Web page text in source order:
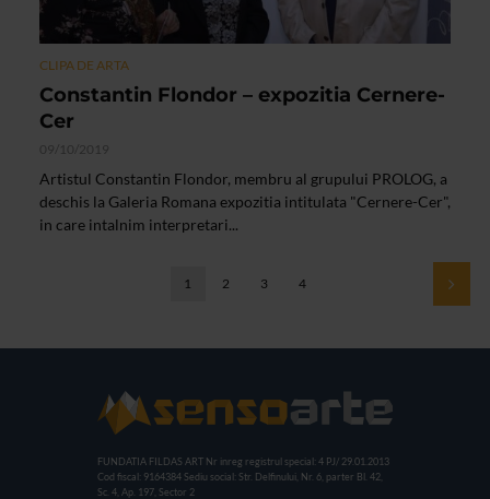
CLIPA DE ARTA
Constantin Flondor – expozitia Cernere-
Cer
09/10/2019
Artistul Constantin Flondor, membru al grupului PROLOG, a
deschis la Galeria Romana expozitia intitulata "Cernere-Cer",
in care intalnim interpretari...
1 2 3 4
FUNDATIA FILDAS ART Nr inreg registrul special: 4 PJ/ 29.01.2013
Cod fiscal: 9164384 Sediu social: Str. Delfinului, Nr. 6, parter Bl. 42,
Sc. 4, Ap. 197, Sector 2